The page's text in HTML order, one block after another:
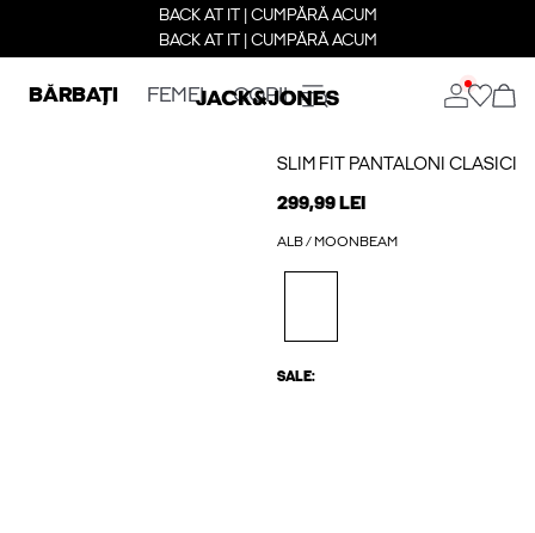
BACK AT IT | CUMPĂRĂ ACUM
BACK AT IT | CUMPĂRĂ ACUM
BĂRBAȚI FEMEI COPII
SLIM FIT PANTALONI CLASICI
299,99 LEI
ALB / MOONBEAM
SALE: